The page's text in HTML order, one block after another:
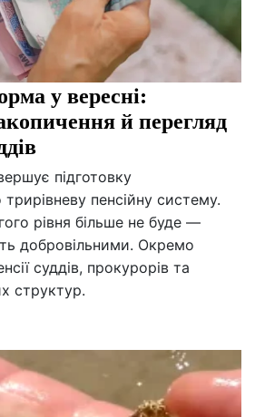
у вересні:
й перегляд
підготовку
пенсійну систему.
рівня більше не буде —
добровільними. Окремо
суддів, прокурорів та
структур.